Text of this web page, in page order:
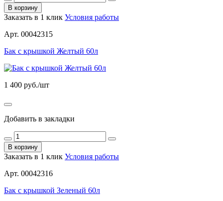
В корзину
Заказать в 1 клик Условия работы
Арт. 00042315
Бак с крышкой Желтый 60л
1 400 руб./шт
Добавить в закладки
В корзину
Заказать в 1 клик Условия работы
Арт. 00042316
Бак с крышкой Зеленый 60л